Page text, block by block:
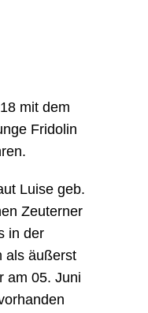
mit dem
Fridolin
Luise geb.
Zeuterner
in der
als äußerst
am 05. Juni